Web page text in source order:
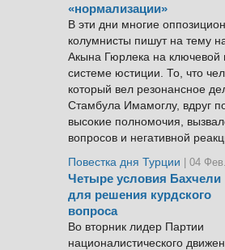
«нормализации»
В эти дни многие
колумнисты пишут на тему
Акына Гюрлека на ключевой
системе юстиции. То, что
который вел резонансное
Стамбула Имамоглу, вдруг
высокие полномочия,
вопросов и негативной
Повестка дня Турции
| 04 Фев.
Четыре условия Бахчели
для решения курдского
вопроса
Во вторник лидер Партии
националистического